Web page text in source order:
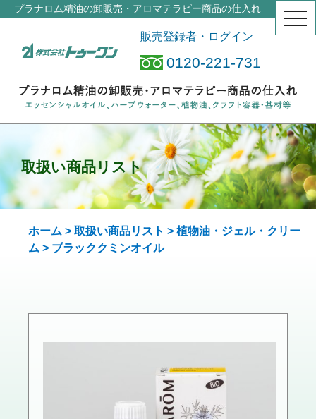
プラナロム精油の卸販売・アロマテラピー商品の仕入れ
販売登録者・ログイン
0120-221-731
取扱い商品リスト
ホーム > 取扱い商品リスト > 植物油・ジェル・クリー
ム > ブラッククミンオイル